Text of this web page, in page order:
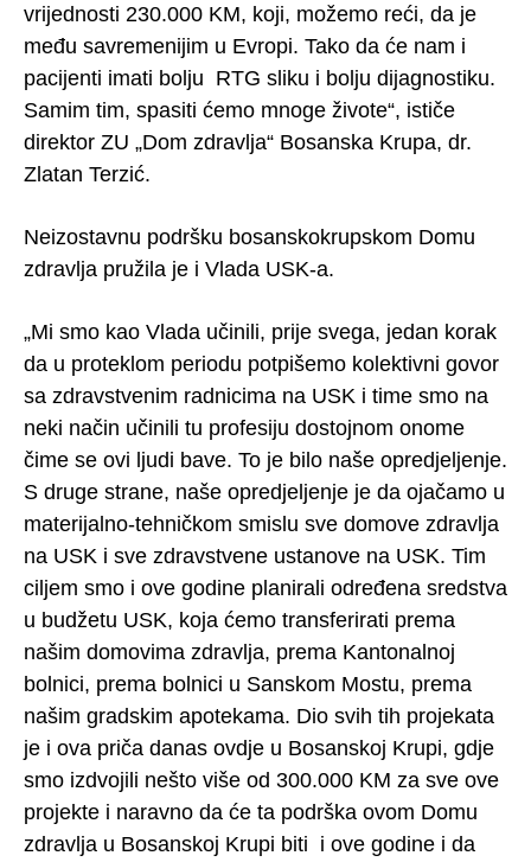
vrijednosti 230.000 KM, koji, možemo reći, da je
među savremenijim u Evropi. Tako da će nam i
pacijenti imati bolju RTG sliku i bolju dijagnostiku.
Samim tim, spasiti ćemo mnoge živote“, ističe
direktor ZU „Dom zdravlja“ Bosanska Krupa, dr.
Zlatan Terzić.
Neizostavnu podršku bosanskokrupskom Domu
zdravlja pružila je i Vlada USK-a.
„Mi smo kao Vlada učinili, prije svega, jedan korak
da u proteklom periodu potpišemo kolektivni govor
sa zdravstvenim radnicima na USK i time smo na
neki način učinili tu profesiju dostojnom onome
čime se ovi ljudi bave. To je bilo naše opredjeljenje.
S druge strane, naše opredjeljenje je da ojačamo u
materijalno-tehničkom smislu sve domove zdravlja
na USK i sve zdravstvene ustanove na USK. Tim
ciljem smo i ove godine planirali određena sredstva
u budžetu USK, koja ćemo transferirati prema
našim domovima zdravlja, prema Kantonalnoj
bolnici, prema bolnici u Sanskom Mostu, prema
našim gradskim apotekama. Dio svih tih projekata
je i ova priča danas ovdje u Bosanskoj Krupi, gdje
smo izdvojili nešto više od 300.000 KM za sve ove
projekte i naravno da će ta podrška ovom Domu
zdravlja u Bosanskoj Krupi biti i ove godine i da